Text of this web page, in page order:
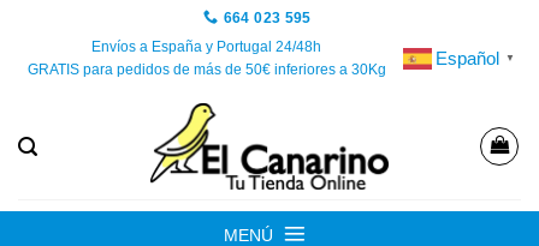
contenido
664 023 595
Envíos a España y Portugal 24/48h
GRATIS para pedidos de más de 50€ inferiores a 30Kg
Español ▼
MENÚ